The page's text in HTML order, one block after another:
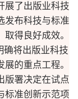
展了出版业科技
发布科技与标准
得良好成效。
确将出版业科技
的重点工程。
版署决定在试点
标准创新示范项